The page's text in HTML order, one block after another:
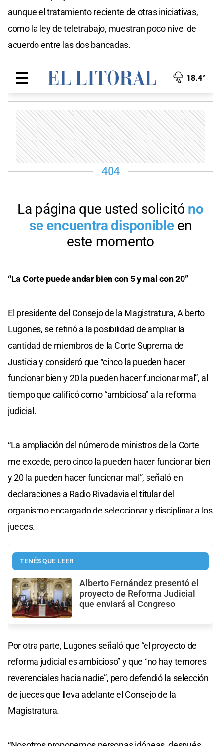
aunque el tratamiento reciente de otras iniciativas,
como la ley de teletrabajo, muestran poco nivel de
acuerdo entre las dos bancadas.
“La Corte puede andar bien con 5 y mal con 20”
El presidente del Consejo de la Magistratura, Alberto
Lugones, se refirió a la posibilidad de ampliar la
cantidad de miembros de la Corte Suprema de
Justicia y consideró que “cinco la pueden hacer
funcionar bien y 20 la pueden hacer funcionar mal”, al
tiempo que calificó como “ambiciosa” a la reforma
judicial.
“La ampliación del número de ministros de la Corte
me excede, pero cinco la pueden hacer funcionar bien
y 20 la pueden hacer funcionar mal”, señaló en
declaraciones a Radio Rivadavia el titular del
organismo encargado de seleccionar y disciplinar a los
jueces.
TENÉS QUE LEER
Alberto Fernández presentó el
proyecto de Reforma Judicial
que enviará al Congreso
Por otra parte, Lugones señaló que “el proyecto de
reforma judicial es ambicioso” y que “no hay temores
reverenciales hacia nadie”, pero defendió la selección
de jueces que lleva adelante el Consejo de la
Magistratura.